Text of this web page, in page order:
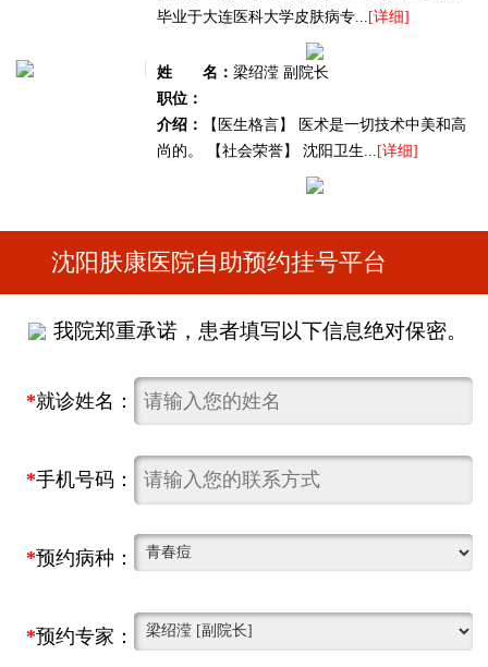
毕业于大连医科大学皮肤病专... [详细]
姓 名：梁绍滢 副院长
职位：
介绍：
【医生格言】 医术是一切技术中美和高
尚的。 【社会荣誉】 沈阳卫生... [详细]
沈阳肤康医院自助预约挂号平台
我院郑重承诺，患者填写以下信息绝对保密。
*就诊姓名：
*手机号码：
*预约病种：
*预约专家：